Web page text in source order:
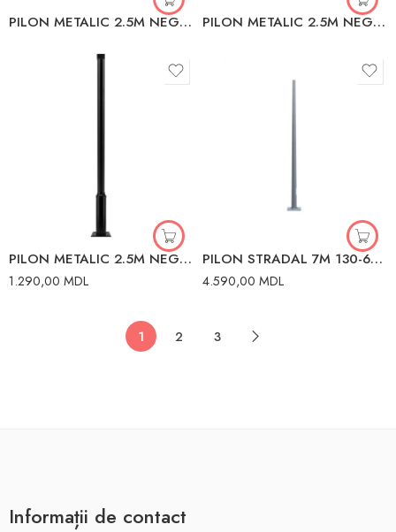
PILON METALIC 2.5M NEGRU HOROZ PILON METALIC 2.5M NEGRU HOROZ
PILON METALIC 2.5M NEGRU HOROZ
1.290,00 MDL
PILON STRADAL 7M 130-60mm 250*250mm
4.590,00 MDL
1 2 3
Informații de contact